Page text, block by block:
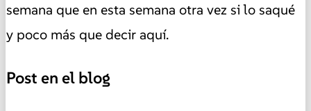
semana que en esta semana otra vez si lo saqué
y poco más que decir aquí.
Post en el blog